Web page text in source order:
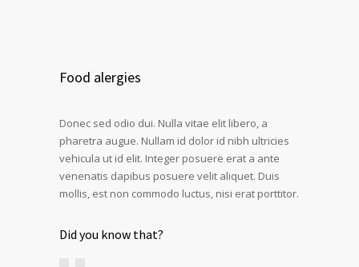
Food alergies
Donec sed odio dui. Nulla vitae elit libero, a
pharetra augue. Nullam id dolor id nibh ultricies
vehicula ut id elit. Integer posuere erat a ante
venenatis dapibus posuere velit aliquet. Duis
mollis, est non commodo luctus, nisi erat porttitor.
Did you know that?